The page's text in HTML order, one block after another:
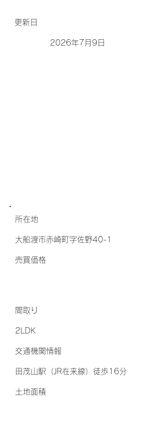
更新日
2026年7月9日
所在地
大船渡市赤崎町字佐野40-1
​売買価格
間取り
2LDK
交通機関情報
田茂山駅（JR在来線）徒歩16分
土地面積